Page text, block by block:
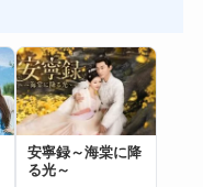
安寧録～海棠に降
る光～